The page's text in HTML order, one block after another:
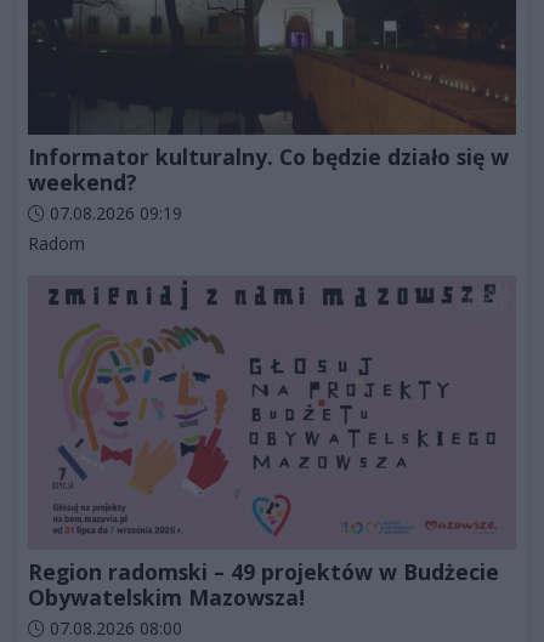
Informator kulturalny. Co będzie działo się w
weekend?
Data dodania artykułu:
07.08.2026 09:19
Kategorie artykułu:
Radom
Region radomski – 49 projektów w Budżecie
Obywatelskim Mazowsza!
Data dodania artykułu:
07.08.2026 08:00